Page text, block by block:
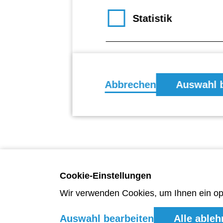
Footer
Cookie-Einstellungen
Wir verwenden Cookies, um Ihnen ein
Auswahl bearbeiten Alle
Statistik
Abbrechen
Auswahl